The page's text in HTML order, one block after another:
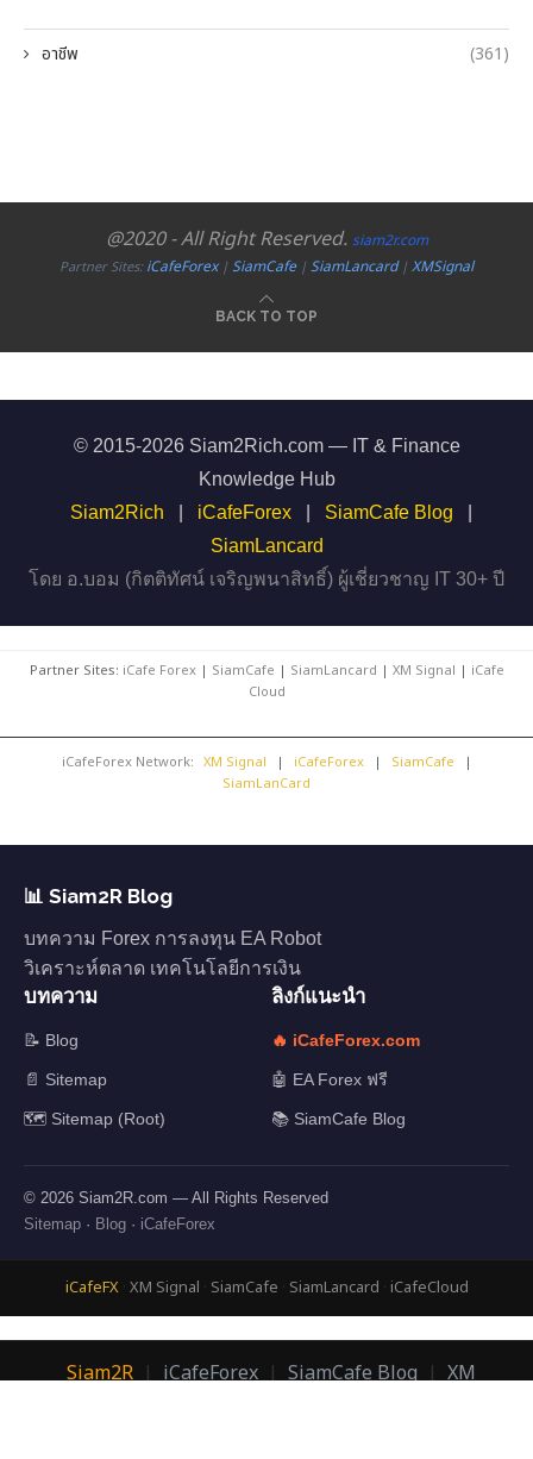
อาชีพ (361)
@2020 - All Right Reserved. siam2r.com
Partner Sites:iCafeForex|SiamCafe|SiamLancard|XMSignal
BACK TO TOP
© 2015-2026 Siam2Rich.com — IT & Finance
Knowledge Hub
Siam2Rich
iCafeForex SiamCafe Blog
SiamLancard
โดย อ.บอม (กิตติทัศน์ เจริญพนาสิทธิ์) ผู้เชี่ยวชาญ IT 30+ ปี
Partner Sites: iCafe Forex| SiamCafe | SiamLancard | XM Signal | iCafe
Cloud
iCafeForex Network: XM Signal | iCafeForex | SiamCafe
|
SiamLanCard
📊 Siam2R Blog
บทความ Forex การลงทุน EA Robot
วิเคราะห์ตลาด เทคโนโลยีการเงิน
บทความ
📝 Blog
📄 Sitemap
🗺️ Sitemap (Root)
ลิงก์แนะนำ
🔥 iCafeForex.com
🤖 EA Forex ฟรี
📚 SiamCafe Blog
© 2026 Siam2R.com — All Rights Reserved
Sitemap · Blog · iCafeForex
iCafeFX· XM Signal · SiamCafe · SiamLancard · iCafeCloud
Siam2R | iCafeForex | SiamCafe Blog | XM